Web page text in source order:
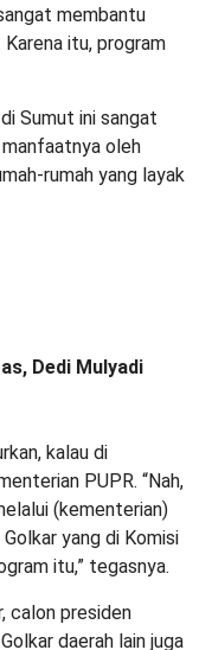
membantu
itu, program
Sumut ini sangat
oleh
rumah yang layak
Dedi Mulyadi
kalau di
PUPR. “Nah,
(kementerian)
yang di Komisi
itu,” tegasnya.
calon presiden
daerah lain juga